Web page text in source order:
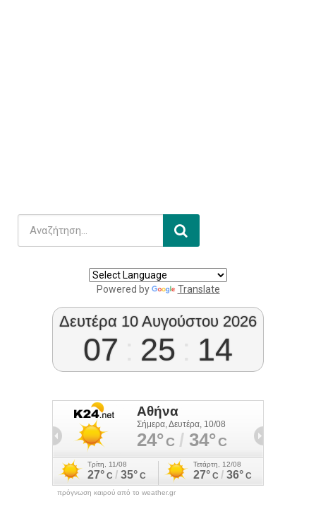
Powered by Translate
Δευτέρα 10 Αυγούστου 2026
07 25 15
πρόγνωση καιρού από το weather.gr